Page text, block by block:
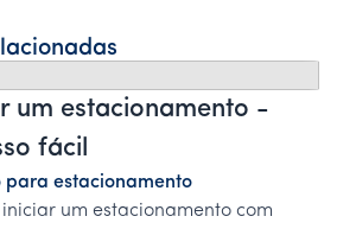
um estacionamento -
fácil
para estacionamento
um estacionamento com